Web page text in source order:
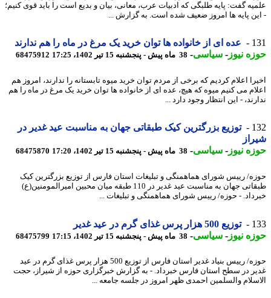
گفت: پایه طلبگی که ادبیات عرب، معانی، بیان و بدیع است را باید قوی کنیم؛
پایه ها امروز ضعیف شده است. به گزارش ...
عده ای از خانواده ها توان خرید یک مرغ در ماه را هم ندارند
نیوز-سیاسی-38 ماه پیش - پنجشنبه 15 تیر 1402، 17:25 68475912
اعلام کردیم که برخی از مردم توان خرید میوه تابستانه را ندارند، امروز هم
می کنیم میوه که هیچ، عده ای از خانواده ها توان خرید یک مرغ در ماه را هم
- این انتظار وجود دارد ...
توزیع بزرگترین کیک طبقاتی جهان به مناسبت عید غدیر در
نیوز-سیاسی-38 ماه پیش - پنجشنبه 15 تیر 1402، 17:20 68475870
رییس شورای هماهمنگی و تبلیغات استان فارس از توزیع بزرگترین کیک
طبقاتی جهان به مناسبت عید غدیر در 110 طبقه میان محبین امیرالمومنین(ع)
- حوزه/ رییس شورای هماهمنگی و تبلیغات ...
توزیع 500 هزار پرس غذای گرم در عید غدیر
نیوز-سیاسی-38 ماه پیش - پنجشنبه 15 تیر 1402، 17:15 68475799
حوزه/ رییس بنیاد غدیر استان فارس از توزیع 500 هزار پرس غذای گرم در عید
در سطح استان فارس خبرداد. - به گزارش خبرگزاری حوزه از شیراز، حجت
والسلمین احمدی ظهر امروز در جلسه جامعه ...